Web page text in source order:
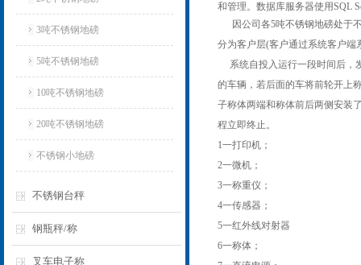
3吨不锈钢地磅
5吨不锈钢地磅
10吨不锈钢地磅
20吨不锈钢地磅
不锈钢小地磅
不锈钢台秤
钢瓶秤/称
叉车电子称
和管理。数据库服务器使用SQL
因公司各5吨不锈钢地磅处于不
分为客户层(客户通过系统客户
系统自投入运行一段时间后，
的车辆，若后面的车将前轮开上
子称体两端和称体前后两侧安装
程立即终止。
1一打印机；
2一微机；
3一称重仪；
4一传感器；
5一红外线对射器
6一称体；